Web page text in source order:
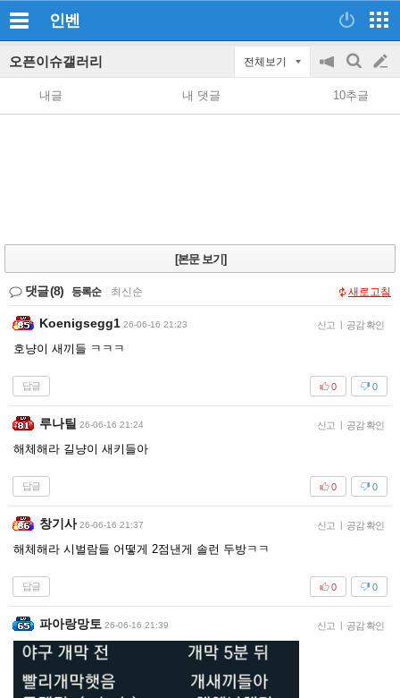
인벤
오픈이슈갤러리 전체보기
공
지
on/off
검
색
글
쓰
내글 내 댓글 10추글
[본문 보기]
댓글(8) 등록순 최신순 새로고침
Koenigsegg1 26-06-16 21:23 신고 | 공감 확인
호냥이 새끼들 ㅋㅋㅋ
답글 0
0
루나틸 26-06-16 21:24 신고 | 공감 확인
해체해라 길냥이 새키들아
답글 0
0
창기사 26-06-16 21:37 신고 | 공감 확인
해체해라 시벌람들 어떻게 2점낸게 솔런 두방ㅋㅋ
답글 0
0
파아랑망토 26-06-16 21:39 신고 | 공감 확인